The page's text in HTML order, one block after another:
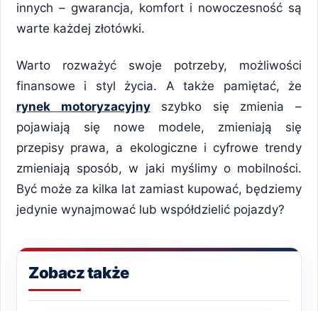
innych – gwarancja, komfort i nowoczesność są
warte każdej złotówki.
Warto rozważyć swoje potrzeby, możliwości
finansowe i styl życia. A także pamiętać, że
rynek motoryzacyjnyszybko się zmienia –
pojawiają się nowe modele, zmieniają się
przepisy prawa, a ekologiczne i cyfrowe trendy
zmieniają sposób, w jaki myślimy o mobilności.
Być może za kilka lat zamiast kupować, będziemy
jedynie wynajmować lub współdzielić pojazdy?
Zobacz także